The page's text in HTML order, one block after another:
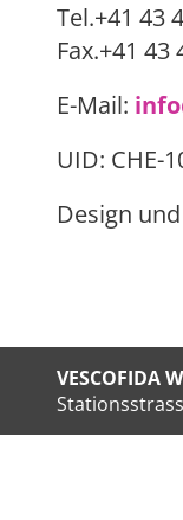
Tel.+41 43
Fax.+41 43
E-Mail:
UID: CHE-
Design
VESCOFIDA